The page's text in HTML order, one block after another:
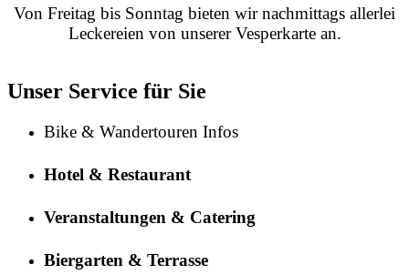
Von Freitag bis Sonntag bieten wir nachmittags allerlei
Leckereien von unserer Vesperkarte an.
Unser Service für Sie
Bike & Wandertouren Infos
Hotel & Restaurant
Veranstaltungen & Catering
Biergarten & Terrasse